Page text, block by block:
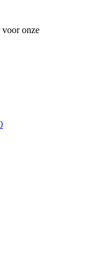
onze